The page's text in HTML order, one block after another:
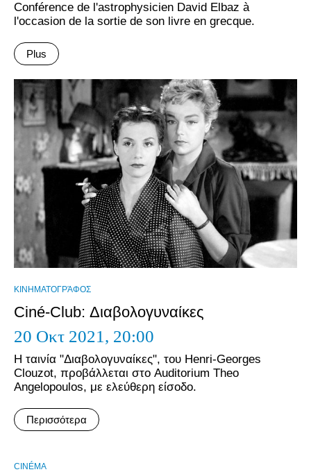
Conférence de l'astrophysicien David Elbaz à
l'occasion de la sortie de son livre en grecque.
Plus
ΚΙΝΗΜΑΤΟΓΡΆΦΟΣ
Ciné-Club: Διαβολογυναίκες
20 Οκτ 2021, 20:00
Η ταινία "Διαβολογυναίκες", του Henri-Georges
Clouzot, προβάλλεται στο Auditorium Theo
Angelopoulos, με ελεύθερη είσοδο.
Περισσότερα
CINÉMA